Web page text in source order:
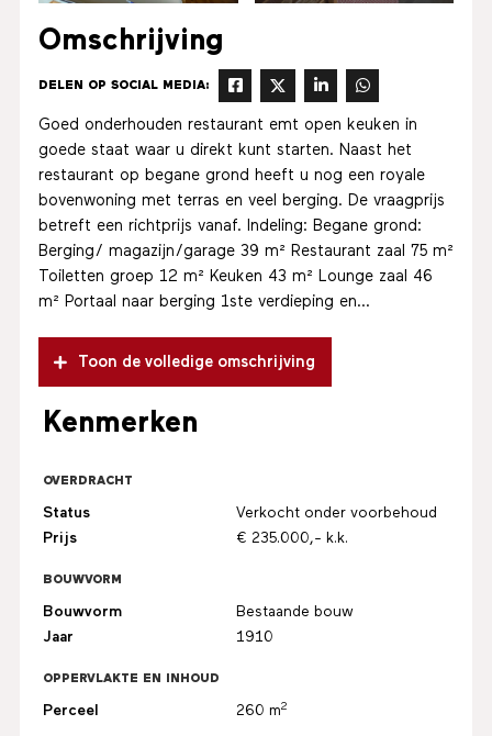
Omschrijving
DELEN OP SOCIAL MEDIA:
Goed onderhouden restaurant emt open keuken in
goede staat waar u direkt kunt starten. Naast het
restaurant op begane grond heeft u nog een royale
bovenwoning met terras en veel berging. De vraagprijs
betreft een richtprijs vanaf. Indeling: Begane grond:
Berging/ magazijn/garage 39 m² Restaurant zaal 75 m²
Toiletten groep 12 m² Keuken 43 m² Lounge zaal 46
m² Portaal naar berging 1ste verdieping en...
Toon de volledige omschrijving
Kenmerken
OVERDRACHT
Status
Verkocht onder voorbehoud
Prijs
€ 235.000,- k.k.
BOUWVORM
Bouwvorm
Bestaande bouw
Jaar
1910
OPPERVLAKTE EN INHOUD
Perceel 260 m2